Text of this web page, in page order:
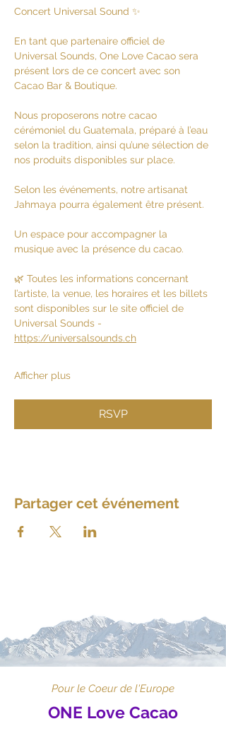
Concert Universal Sound ✨
En tant que partenaire officiel de
Universal Sounds, One Love Cacao sera
présent lors de ce concert avec son
Cacao Bar & Boutique.
Nous proposerons notre cacao
cérémoniel du Guatemala, préparé à l’eau
selon la tradition, ainsi qu’une sélection de
nos produits disponibles sur place.
Selon les événements, notre artisanat
Jahmaya pourra également être présent.
Un espace pour accompagner la
musique avec la présence du cacao.
🌿 Toutes les informations concernant
l’artiste, la venue, les horaires et les billets
sont disponibles sur le site officiel de
Universal Sounds -
https://universalsounds.ch
Afficher plus
RSVP
Partager cet événement
Pour le Coeur de l'Europe
ONE Love Cacao